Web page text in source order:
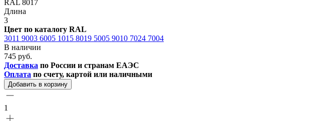
RAL 8017
Длина
3
Цвет по каталогу RAL
3011 9003 6005 1015 8019 5005 9010 7024 7004
В наличии
745 руб.
Доставка по России и странам ЕАЭС
Оплата по счету, картой или наличными
Добавить в корзину
1